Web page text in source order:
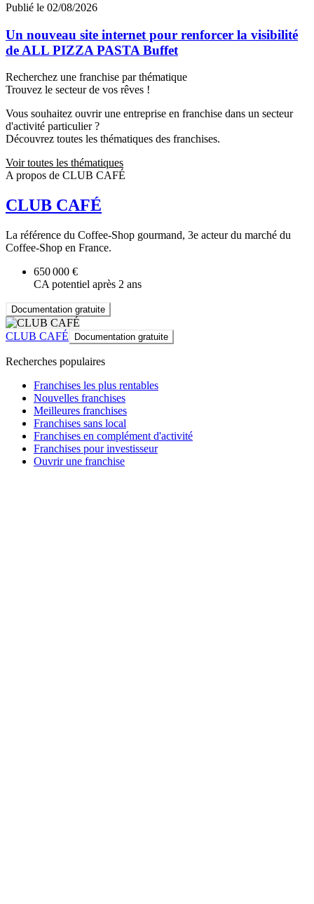
Publié le 02/08/2026
Un nouveau site internet pour renforcer la visibilité
de ALL PIZZA PASTA Buffet
Recherchez une franchise par thématique
Trouvez le secteur de vos rêves !
Vous souhaitez ouvrir une entreprise en franchise dans un secteur
d'activité particulier ?
Découvrez toutes les thématiques des franchises.
Voir toutes les thématiques
A propos de CLUB CAFÉ
CLUB CAFÉ
La référence du Coffee-Shop gourmand, 3e acteur du marché du
Coffee-Shop en France.
650 000 €
CA potentiel après 2 ans
Documentation gratuite
CLUB CAFÉ Documentation gratuite
Recherches populaires
Franchises les plus rentables
Nouvelles franchises
Meilleures franchises
Franchises sans local
Franchises en complément d'activité
Franchises pour investisseur
Ouvrir une franchise